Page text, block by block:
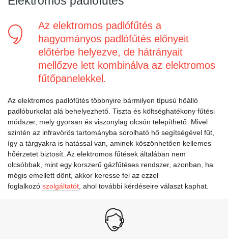
Az elektromos padlófűtés a
hagyományos padlófűtés előnyeit
előtérbe helyezve, de hátrányait
mellőzve lett kombinálva az elektromos
fűtőpanelekkel.
Az elektromos padlófűtés többnyire bármilyen típusú hőálló
padlóburkolat alá behelyezhető. Tiszta és költséghatékony fűtési
módszer, mely gyorsan és viszonylag olcsón telepíthető. Mivel
szintén az infravörös tartományba sorolható hő segítségével fűt,
így a tárgyakra is hatással van, aminek köszönhetően kellemes
hőérzetet biztosít. Az elektromos fűtések általában nem
olcsóbbak, mint egy korszerű gázfűtéses rendszer, azonban, ha
mégis emellett dönt, akkor keresse fel az ezzel
foglalkozó szolgáltatót , ahol további kérdéseire választ kaphat.